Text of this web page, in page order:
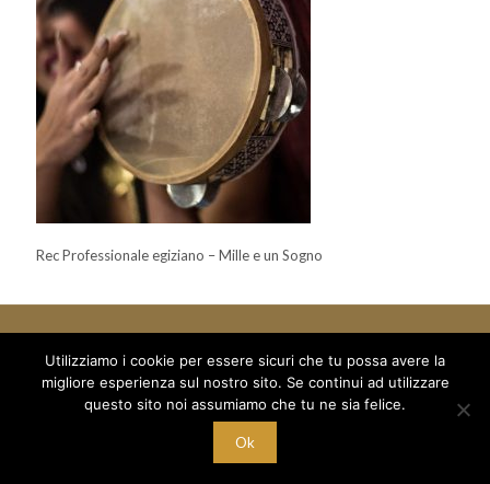
Rec Professionale egiziano – Mille e un Sogno
© 2018 Mille e un Sogno di Boboc Ramona Oana - via Arduino 5
/a - C/O Palestra Alexandria
C.F. BBC RNN 78T68 Z129M - P.I. 10221700015
Utilizziamo i cookie per essere sicuri che tu possa avere la
migliore esperienza sul nostro sito. Se continui ad utilizzare
questo sito noi assumiamo che tu ne sia felice.
Ok